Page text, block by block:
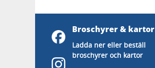
Broschyrer & kartor
Ladda ner eller beställ
broschyrer och kartor